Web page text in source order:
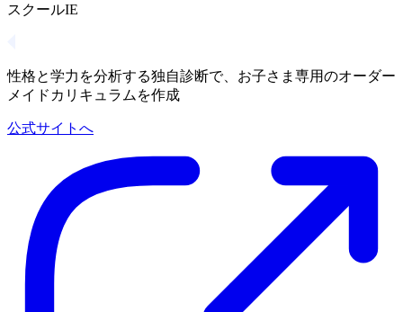
スクールIE
性格と学力を分析する独自診断で、お子さま専用のオーダー
メイドカリキュラムを作成
公式サイトへ